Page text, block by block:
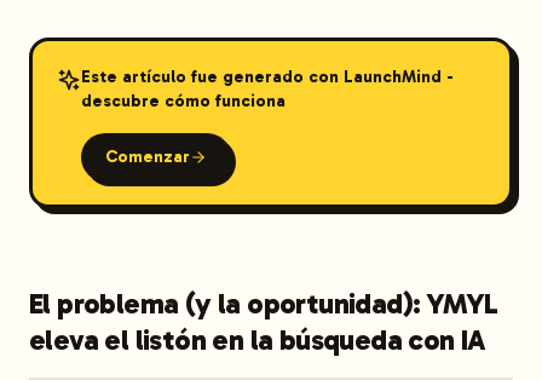
Este artículo fue generado con LaunchMind -
descubre cómo funciona
Comenzar
El problema (y la oportunidad): YMYL
eleva el listón en la búsqueda con IA